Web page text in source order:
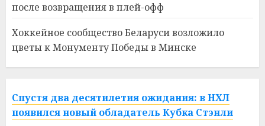
после возвращения в плей-офф
Хоккейное сообщество Беларуси возложило
цветы к Монументу Победы в Минске
Спустя два десятилетия ожидания: в НХЛ
появился новый обладатель Кубка Стэнли